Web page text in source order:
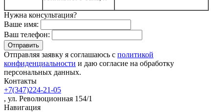
Нужна консультация?
Ваше имя:
Ваш телефон:
Отправляя заявку я соглашаюсь с политикой
конфиденциальности и даю согласие на обработку
персональных данных.
Контакты
+7(347)224-21-05
, ул. Революционная 154/1
Навигация